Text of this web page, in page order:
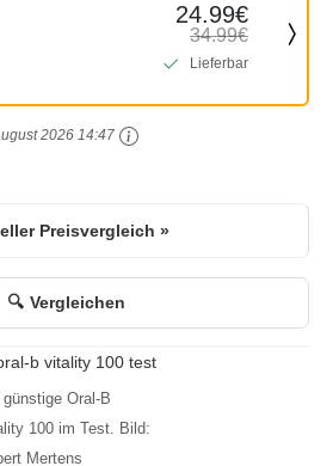
24.99€
34.99€
Lieferbar
2026 14:47
Preisvergleich »
Vergleichen
günstige Oral-B
100 im Test. Bild:
Mertens